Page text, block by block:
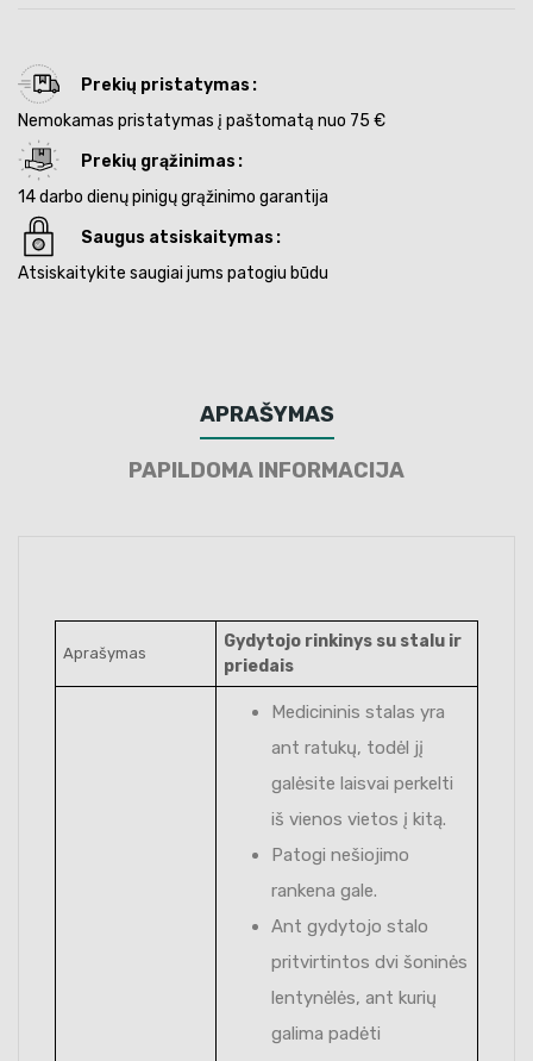
Prekių pristatymas
Nemokamas pristatymas į paštomatą nuo 75 €
Prekių grąžinimas
14 darbo dienų pinigų grąžinimo garantija
Saugus atsiskaitymas
Atsiskaitykite saugiai jums patogiu būdu
APRAŠYMAS
PAPILDOMA INFORMACIJA
Aprašymas
Gydytojo rinkinys su stalu ir
priedais
Medicininis stalas yra
ant ratukų, todėl jį
galėsite laisvai perkelti
iš vienos vietos į kitą.
Patogi nešiojimo
rankena gale.
Ant gydytojo stalo
pritvirtintos dvi šoninės
lentynėlės, ant kurių
galima padėti